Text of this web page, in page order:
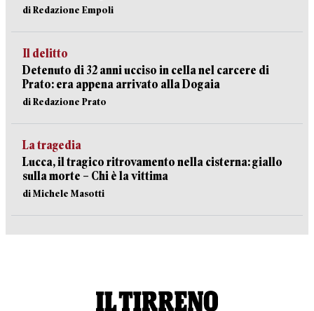
di Redazione Empoli
Il delitto
Detenuto di 32 anni ucciso in cella nel carcere di
Prato: era appena arrivato alla Dogaia
di Redazione Prato
La tragedia
Lucca, il tragico ritrovamento nella cisterna: giallo
sulla morte – Chi è la vittima
di Michele Masotti